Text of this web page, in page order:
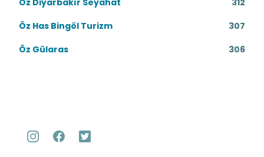
Öz Has Bingöl Turizm
307
Öz Gülaras
306